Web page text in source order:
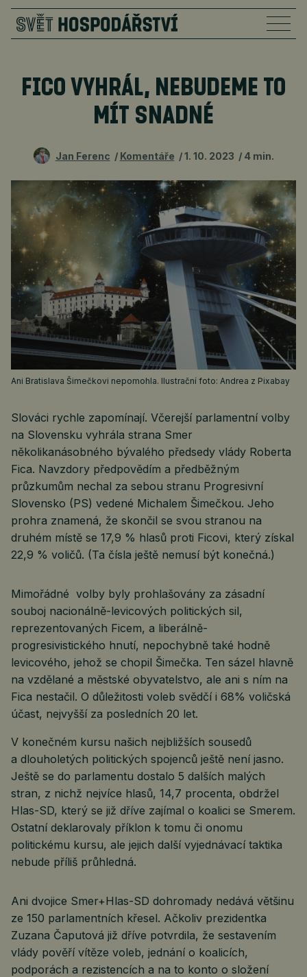
FICO VYHRÁL, NEBUDEME TO
MÍT SNADNÉ
Jan Ferenc Komentáře 1. 10. 2023 4 min.
Ani Bratislava Šimečkovi nepomohla. Ilustrační foto: Andrea z Pixabay
Slováci rychle zapomínají. Včerejší parlamentní volby
na Slovensku vyhrála strana Smer
několikanásobného bývalého předsedy vlády Roberta
Fica. Navzdory předpovědím a předběžným
průzkumům nechal za sebou stranu Progresivní
Slovensko (PS) vedené Michalem Šimečkou. Jeho
prohra znamená, že skončil se svou stranou na
druhém místě se 17,9 % hlasů proti Ficovi, který získal
22,9 % voličů. (Ta čísla ještě nemusí být konečná.)
Mimořádné volby byly prohlašovány za zásadní
souboj nacionálně-levicových politických sil,
reprezentovaných Ficem, a liberálně-
progresivistického hnutí, nepochybně také hodně
levicového, jehož se chopil Šimečka. Ten sázel hlavně
na vzdělané a městské obyvatelstvo, ale ani s ním na
Fica nestačil. O důležitosti voleb svědčí i 68% voličská
účast, nejvyšší za posledních 20 let.
V konečném kursu našich nejbližších sousedů
a dlouholetých politických spojenců ještě není jasno.
Ještě se do parlamentu dostalo 5 dalších malých
stran, z nichž nejvíce hlasů, 14,7 procenta, obdržel
Hlas-SD, který se již dříve zajímal o koalici se Smerem.
Ostatní deklarovaly příklon k tomu či onomu
politickému kursu, ale jejich další vyjednávací taktika
nebude příliš průhledná.
Ani dvojice Smer+Hlas-SD dohromady nedává většinu
ze 150 parlamentních křesel. Ačkoliv prezidentka
Zuzana Čaputová již dříve potvrdila, že sestavením
vlády pověří vítěze voleb, jednání o koalicích,
podporách a rezistencích a na to konto o složení